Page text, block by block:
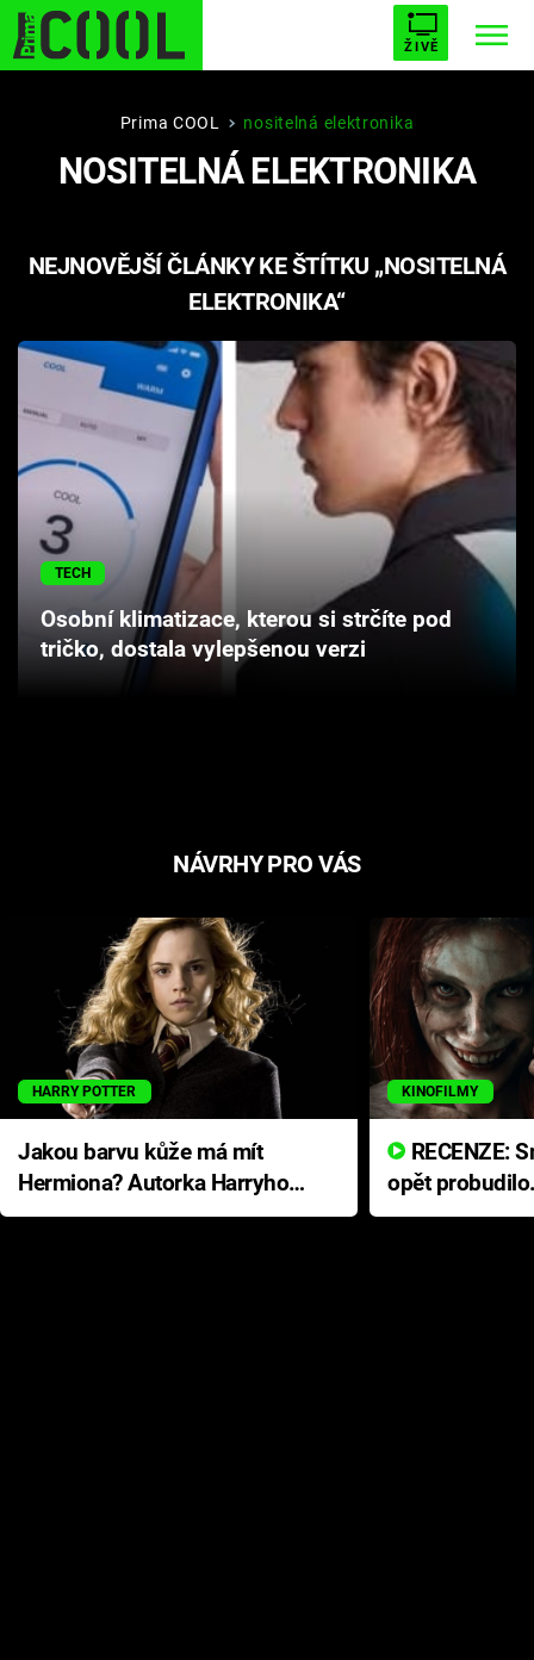
ŽIVĚ
STARHOUSE BUFFY, PŘEMOŽITELKA UPÍRŮ
ESCAPE PLNEJ KOTEL AVENGERS 5
Filmy
Seriály
Hry
Cool Esport
Pořady
TV Program
Prima COOL nositelná elektronika
NOSITELNÁ ELEKTRONIKA
NEJNOVĚJŠÍ ČLÁNKY KE ŠTÍTKU „NOSITELNÁ
ELEKTRONIKA“
TECH
Osobní klimatizace, kterou si strčíte pod
tričko, dostala vylepšenou verzi
NÁVRHY PRO VÁS
HARRY POTTER
Jakou barvu kůže má mít
Hermiona? Autorka Harryho
Pottera přišla s ráznou
KINOFILMY
opět
přichází s